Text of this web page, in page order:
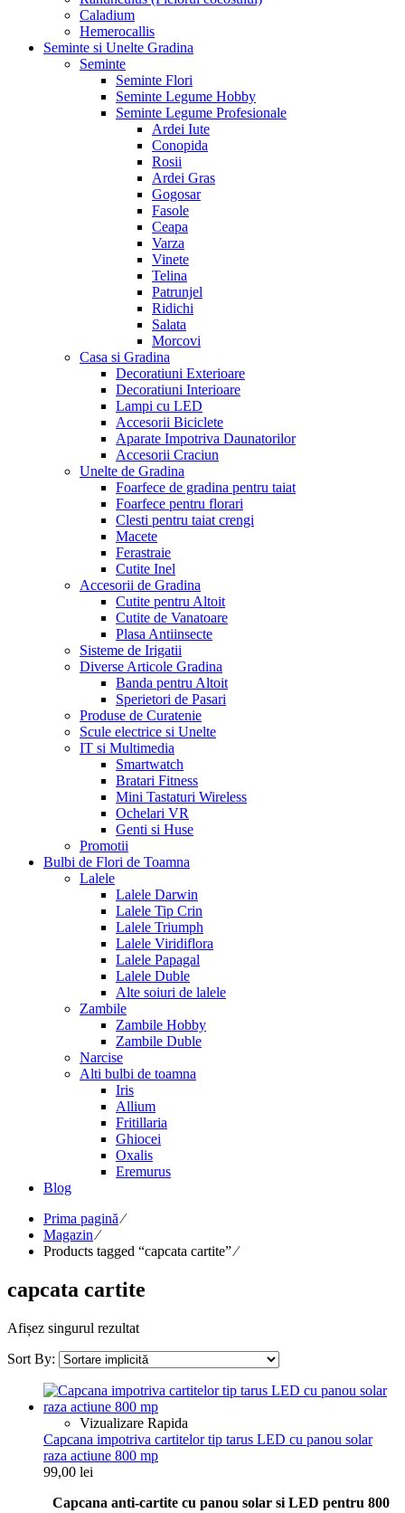
Caladium
Hemerocallis
Seminte si Unelte Gradina
Seminte
Seminte Flori
Seminte Legume Hobby
Seminte Legume Profesionale
Ardei Iute
Conopida
Rosii
Ardei Gras
Gogosar
Fasole
Ceapa
Varza
Vinete
Telina
Patrunjel
Ridichi
Salata
Morcovi
Casa si Gradina
Decoratiuni Exterioare
Decoratiuni Interioare
Lampi cu LED
Accesorii Biciclete
Aparate Impotriva Daunatorilor
Accesorii Craciun
Unelte de Gradina
Foarfece de gradina pentru taiat
Foarfece pentru florari
Clesti pentru taiat crengi
Macete
Ferastraie
Cutite Inel
Accesorii de Gradina
Cutite pentru Altoit
Cutite de Vanatoare
Plasa Antiinsecte
Sisteme de Irigatii
Diverse Articole Gradina
Banda pentru Altoit
Sperietori de Pasari
Produse de Curatenie
Scule electrice si Unelte
IT si Multimedia
Smartwatch
Bratari Fitness
Mini Tastaturi Wireless
Ochelari VR
Genti si Huse
Promotii
Bulbi de Flori de Toamna
Lalele
Lalele Darwin
Lalele Tip Crin
Lalele Triumph
Lalele Viridiflora
Lalele Papagal
Lalele Duble
Alte soiuri de lalele
Zambile
Zambile Hobby
Zambile Duble
Narcise
Alti bulbi de toamna
Iris
Allium
Fritillaria
Ghiocei
Oxalis
Eremurus
Blog
Prima pagină⁄
Magazin ⁄
Products tagged “capcata cartite”⁄
capcata cartite
Afișez singurul rezultat
Sort By:
Vizualizare Rapida
Capcana impotriva cartitelor tip tarus LED cu panou solar
raza actiune 800 mp
99,00 lei
Capcana anti-cartite cu panou solar si LED pentru 800